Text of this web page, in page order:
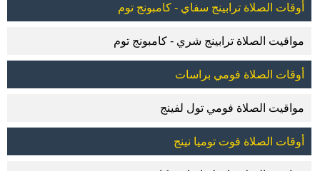
أوقات الصلاة ترابينج سفاي - كامبونج توم
مواقيت الصلاة ترابينج شري - كامبونج توم
أوقات الصلاة فومي براسات
مواقيت الصلاة فومي تول لفينج
أوقات الصلاة فوت توميا نينج